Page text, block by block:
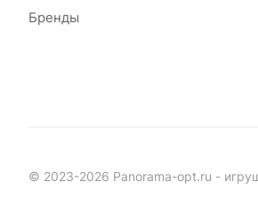
Бренды
© 2023-2026 Panorama-opt.ru -